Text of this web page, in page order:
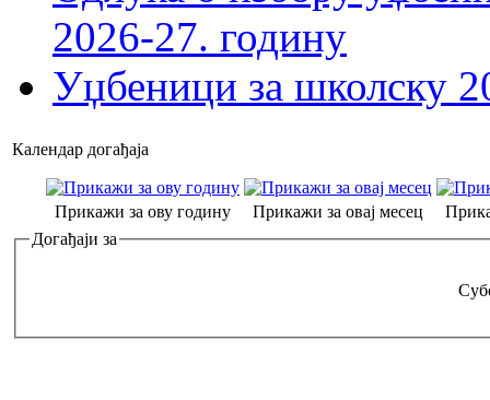
2026-27. годину
Уџбеници за школску
Календар догађаја
Прикажи за ову годину Прикажи за овај месец
Догађаји за